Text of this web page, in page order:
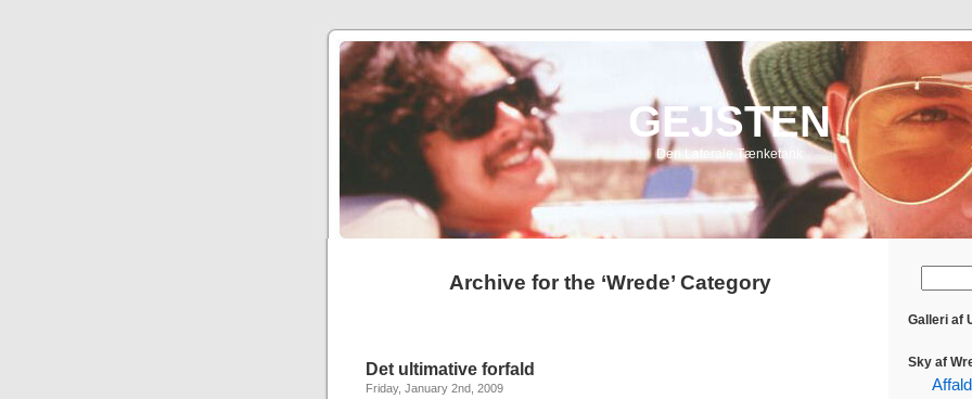
GEJSTEN
Den Laterale Tænketank
Archive for the ‘Wrede’ Category
Det ultimative forfald
Friday, January 2nd, 2009
Galleri af
Sky af
Affald